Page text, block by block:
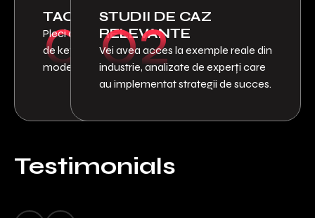
TACTICI APLICABILE
01
Pleci cu perspective noi din prima zi
de keynotes, apoi intri în “how-to
mode” în a doua zi la workshops.
STUDII DE CAZ
RELEVANTE
02
Vei avea acces la exemple reale din
industrie, analizate de experți care
au implementat strategii de succes.
Testimonials